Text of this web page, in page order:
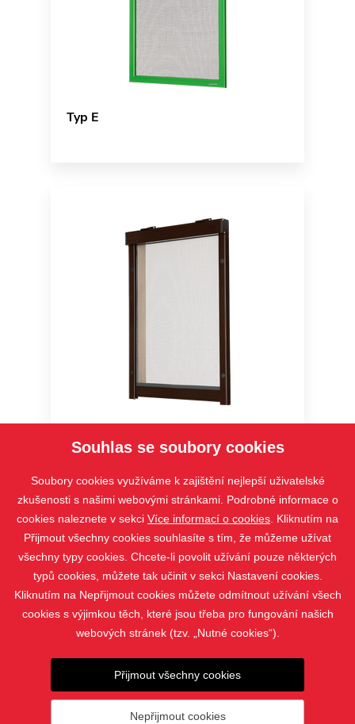
Typ E
PRODUKTY
Souhlas se soubory cookies
Soubory cookies využíváme k zajištění nejlepší uživatelské
zkušenosti s našimi webovými stránkami. Podrobné informace o
cookies naleznete v sekci Více informací o cookies . Kliknutím na
Přijmout všechny cookies souhlasíte s tím, že můžeme užívat
všechny typy cookies. Chcete-li povolit užívání pouze některých
typů cookies, můžete tak učinit v sekci Nastavení cookies.
Kliknutím na Nepřijmout cookies můžete odmítnout užívání všech
cookies s výjimkou těch, které jsou třeba pro fungování našich
webových stránek (tzv. „Nutné cookies“).
Přijmout všechny cookies
Nepřijmout cookies